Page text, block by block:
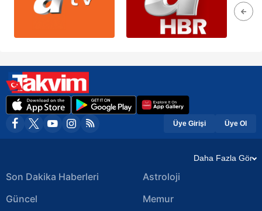
Üye Girişi Üye Ol
Daha Fazla Gör
Son Dakika Haberleri
Güncel
Astroloji
Memur